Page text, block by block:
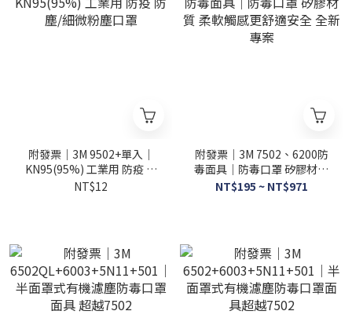
附發票｜3M 9502+單入｜
KN95(95%) 工業用 防疫 防
塵/細微粉塵口罩
NT$12
附發票｜3M 7502、6200防
毒面具｜防毒口罩 矽膠材質
柔軟觸感更舒適安全 全新專
NT$195 ~ NT$971